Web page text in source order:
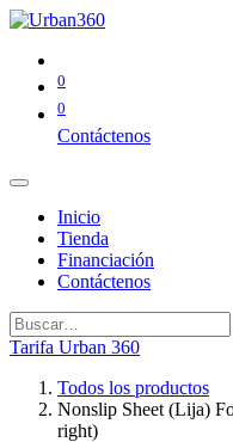
0
0
Contáctenos
Inicio
Tienda
Financiación
Contáctenos
Tarifa Urban 360
Todos los productos
Nonslip Sheet (Lija)
right)